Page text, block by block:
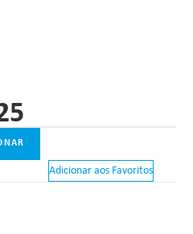
Adicionar aos Favoritos